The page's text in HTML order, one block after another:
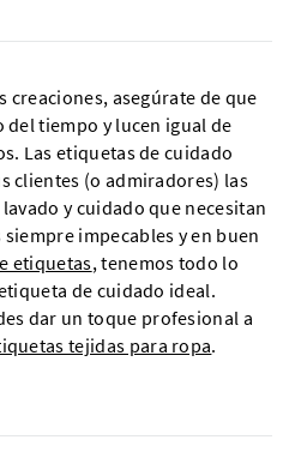
creaciones, asegúrate de que
tiempo y lucen igual de
Las etiquetas de cuidado
clientes (o admiradores) las
y cuidado que necesitan
impecables y en buen
etiquetas, tenemos todo lo
de cuidado ideal.
dar un toque profesional a
tejidas para ropa.